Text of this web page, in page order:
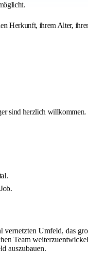
Herkunft, ihrem Alter,
sind herzlich willkommen.
Umfeld, das
Team
auszubauen.